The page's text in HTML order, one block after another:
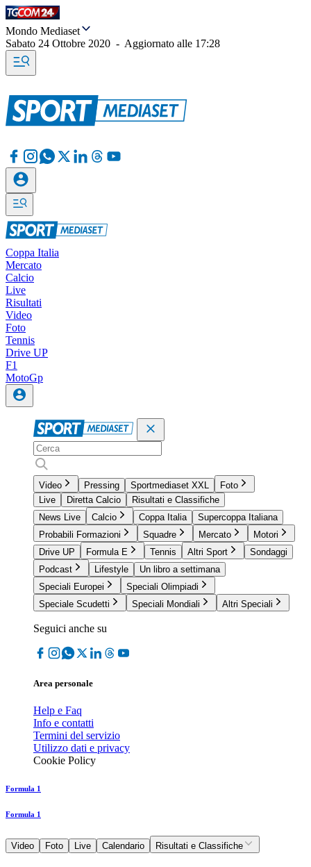
Mondo Mediaset
Sabato 24 Ottobre 2020 - Aggiornato alle 17:28
Coppa Italia
Mercato
Calcio
Live
Risultati
Video
Foto
Tennis
Drive UP
F1
MotoGp
Video Pressing Sportmediaset XXL
Foto
Live
Diretta Calcio
Risultati e Classifiche
News Live
Calcio Coppa Italia
Supercoppa Italiana
Probabili Formazioni
Squadre Mercato
Motori
Drive UP
Formula E Tennis Altri Sport
Sondaggi
Podcast
Lifestyle
Un libro a settimana
Speciali Europei
Speciali Olimpiadi
Speciale Scudetti
Speciali Mondiali Altri Speciali
Seguici anche su
Area personale
Help e Faq
Info e contatti
Termini del servizio
Utilizzo dati e privacy
Cookie Policy
Formula 1
Formula 1
Video Foto Live Calendario Risultati e Classifiche